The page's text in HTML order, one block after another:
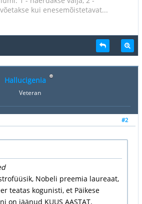
kui enesemõistetavat...
Hallucigenia
Veteran
#2
Nobeli preemia laureaat,
teatas kogunisti, et Päikese
on jäänud KUUS AASTAT.